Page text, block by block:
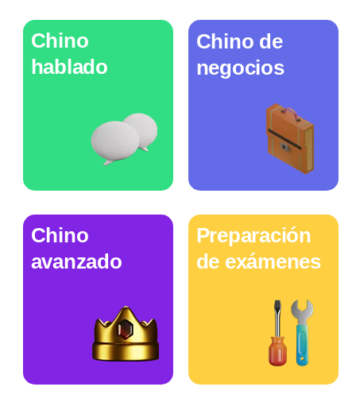
Chino
hablado
Chino de
negocios
Chino
avanzado
Preparación
de exámenes